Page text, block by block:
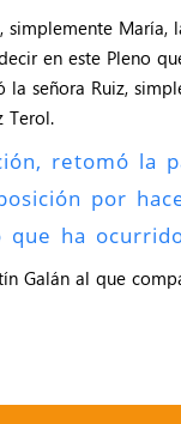
María,
en este Pleno
señora Ruiz,
Terol.
retomó la
por
ha
Galán al que